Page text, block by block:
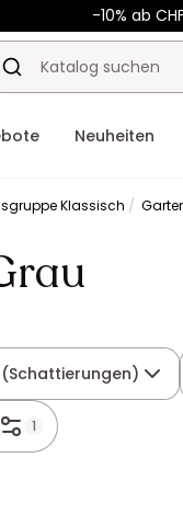
-10% ab
Neuheiten
Klassisch
1